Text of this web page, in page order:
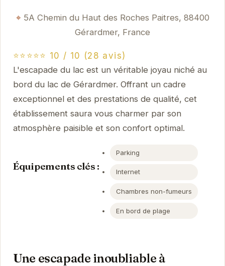
5A Chemin du Haut des Roches Paitres, 88400
Gérardmer, France
⭐⭐⭐⭐⭐ 10 / 10 (28 avis)
L'escapade du lac est un véritable joyau niché au
bord du lac de Gérardmer. Offrant un cadre
exceptionnel et des prestations de qualité, cet
établissement saura vous charmer par son
atmosphère paisible et son confort optimal.
Équipements clés :
Parking
Internet
Chambres non-fumeurs
En bord de plage
Une escapade inoubliable à